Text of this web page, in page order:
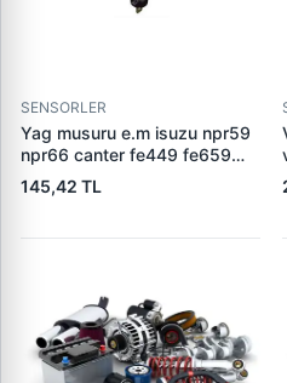
SENSORLER
Yag musuru e.m isuzu npr59
npr66 canter fe449 fe659
l200 l300 eng 44 0110
145,42 TL